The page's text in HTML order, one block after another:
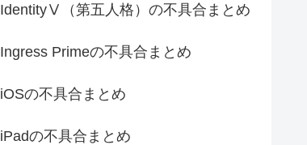
IdentityⅤ（第五人格）の不具合まとめ
Ingress Primeの不具合まとめ
iOSの不具合まとめ
iPadの不具合まとめ